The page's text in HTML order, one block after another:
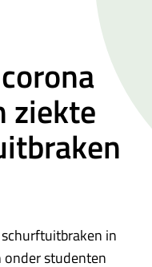
ziekte
in
onder studenten